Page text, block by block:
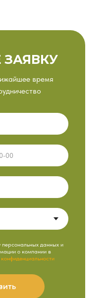
ЗАЯВКУ
время
данных и
о компании в